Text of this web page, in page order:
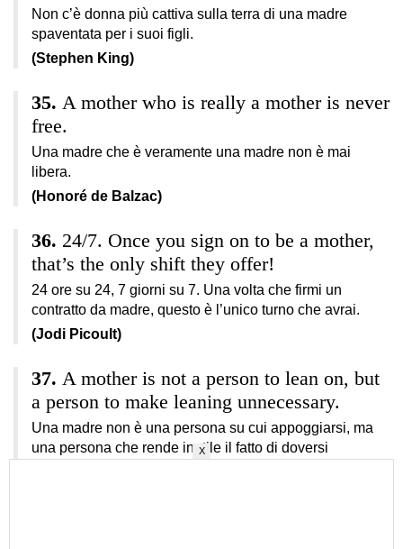
Non c’è donna più cattiva sulla terra di una madre
spaventata per i suoi figli.
(Stephen King)
A mother who is really a mother is never
free.
Una madre che è veramente una madre non è mai
libera.
(Honoré de Balzac)
24/7. Once you sign on to be a mother,
that’s the only shift they offer!
24 ore su 24, 7 giorni su 7. Una volta che firmi un
contratto da madre, questo è l’unico turno che avrai.
(Jodi Picoult)
A mother is not a person to lean on, but
a person to make leaning unnecessary.
Una madre non è una persona su cui appoggiarsi, ma
una persona che rende inutile il fatto di doversi
X